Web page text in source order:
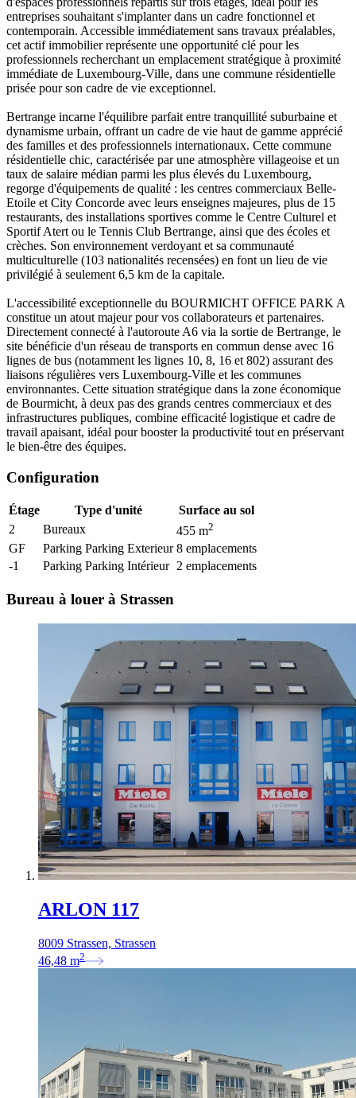
entreprises souhaitant s'implanter dans un cadre fonctionnel et
contemporain. Accessible immédiatement sans travaux préalables,
cet actif immobilier représente une opportunité clé pour les
professionnels recherchant un emplacement stratégique à proximité
immédiate de Luxembourg-Ville, dans une commune résidentielle
prisée pour son cadre de vie exceptionnel.
Bertrange incarne l'équilibre parfait entre tranquillité suburbaine et
dynamisme urbain, offrant un cadre de vie haut de gamme apprécié
des familles et des professionnels internationaux. Cette commune
résidentielle chic, caractérisée par une atmosphère villageoise et un
taux de salaire médian parmi les plus élevés du Luxembourg,
regorge d'équipements de qualité : les centres commerciaux Belle-
Etoile et City Concorde avec leurs enseignes majeures, plus de 15
restaurants, des installations sportives comme le Centre Culturel et
Sportif Atert ou le Tennis Club Bertrange, ainsi que des écoles et
crèches. Son environnement verdoyant et sa communauté
multiculturelle (103 nationalités recensées) en font un lieu de vie
privilégié à seulement 6,5 km de la capitale.
L'accessibilité exceptionnelle du BOURMICHT OFFICE PARK A
constitue un atout majeur pour vos collaborateurs et partenaires.
Directement connecté à l'autoroute A6 via la sortie de Bertrange, le
site bénéficie d'un réseau de transports en commun dense avec 16
lignes de bus (notamment les lignes 10, 8, 16 et 802) assurant des
liaisons régulières vers Luxembourg-Ville et les communes
environnantes. Cette situation stratégique dans la zone économique
de Bourmicht, à deux pas des grands centres commerciaux et des
infrastructures publiques, combine efficacité logistique et cadre de
travail apaisant, idéal pour booster la productivité tout en préservant
le bien-être des équipes.
Configuration
Étage Type d'unité
Surface au sol
2
Bureaux 455 m2
GF Parking Parking Exterieur 8 emplacements
-1
Parking Parking Intérieur 2 emplacements
Bureau à louer à Strassen
ARLON 117
8009 Strassen, Strassen
46,48 m2